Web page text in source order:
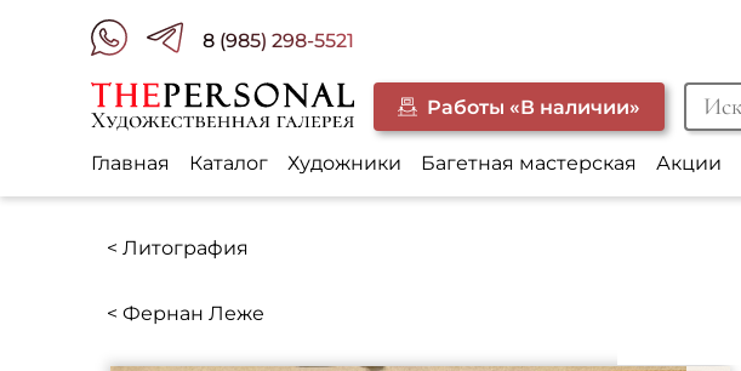
8 (985) 298-5521
Работы «В наличии»
Главная Каталог Художники Багетная мастерская Акции
< Литография
< Фернан Леже